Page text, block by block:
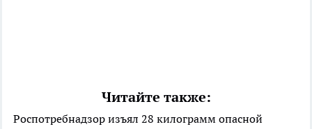
Читайте также:
Роспотребнадзор изъял 28 килограмм опасной